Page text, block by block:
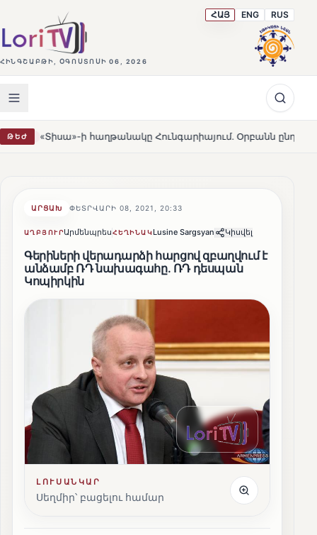
ՀԻՆԳՇԱԲԹԻ, ՕԳՈՍՏՈՍԻ 06, 2026
ՀԱՅ ENG RUS
ԹԵԺի հաղթանակը Հունգարիայում․ Օրբանն ընդունեց
ԱՐՑԱԽ ՓԵՏՐՎԱՐԻ 08, 2021, 20:33
ԱՂԲՅՈՒՐԱրմենպրեսՀԵՂԻՆԱԿLusine Sargsyan Կիսվել
Գերիների վերադարձի հարցով զբաղվում է
անձամբ ՌԴ նախագահը. ՌԴ դեսպան
Կոպիրկին
ԼՈՒՍԱՆԿԱՐ
Սեղմիր՝ բացելու համար